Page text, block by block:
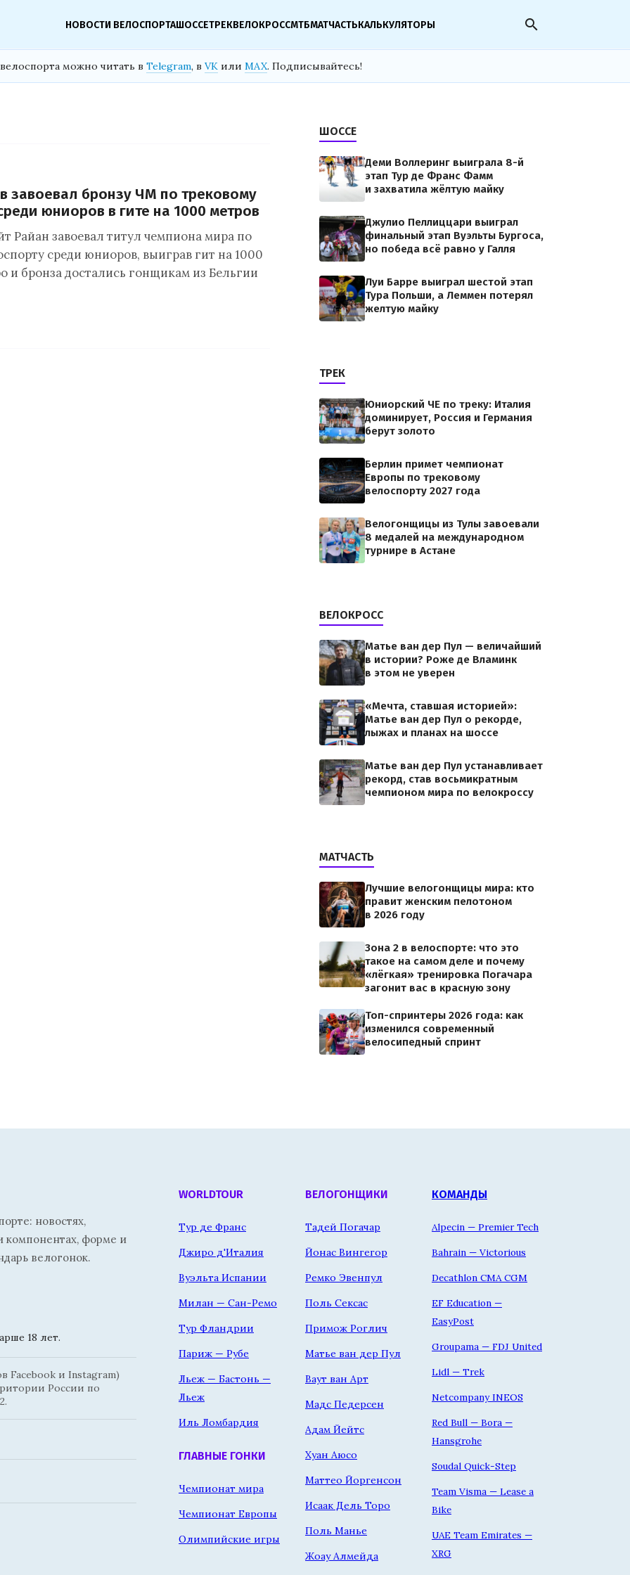
НОВОСТИ ВЕЛОСПОРТАШОССЕТРЕКВЕЛОКРОССМТБМАТЧАСТЬКАЛЬКУЛЯТОРЫ search
можно читать в Telegram, в VK или MAX. Подписывайтесь!
завоевал бронзу ЧМ по трековому
юниоров в гите на 1000 метров
Райан завоевал титул чемпиона мира по
среди юниоров, выиграв гит на 1000
и бронза достались гонщикам из Бельгии
ШОССЕ
Деми Воллеринг выиграла 8-й
этап Тур де Франс Фамм
и захватила жёлтую майку
Джулио Пеллиццари выиграл
финальный этап Вуэльты Бургоса,
но победа всё равно у Галля
Луи Барре выиграл шестой этап
Тура Польши, а Леммен потерял
желтую майку
ТРЕК
Юниорский ЧЕ по треку: Италия
доминирует, Россия и Германия
берут золото
Берлин примет чемпионат
Европы по трековому
велоспорту 2027 года
Велогонщицы из Тулы завоевали
8 медалей на международном
турнире в Астане
ВЕЛОКРОСС
Матье ван дер Пул — величайший
в истории? Роже де Вламинк
в этом не уверен
«Мечта, ставшая историей»:
Матье ван дер Пул о рекорде,
лыжах и планах на шоссе
Матье ван дер Пул устанавливает
рекорд, став восьмикратным
чемпионом мира по велокроссу
МАТЧАСТЬ
Лучшие велогонщицы мира: кто
правит женским пелотоном
в 2026 году
Зона 2 в велоспорте: что это
такое на самом деле и почему
«лёгкая» тренировка Погачара
загонит вас в красную зону
Топ-спринтеры 2026 года: как
изменился современный
велосипедный спринт
новостях,
компонентах, форме и
велогонок.
18 лет.
Facebook и Instagram)
России по
WORLDTOUR
Тур де Франс
Джиро д'Италия
Вуэльта Испании
Милан — Сан-Ремо
Тур Фландрии
Париж — Рубе
Льеж — Бастонь —
Льеж
Иль Ломбардия
ГЛАВНЫЕ ГОНКИ
Чемпионат мира
Чемпионат Европы
Олимпийские игры
ВЕЛОГОНЩИКИ
Тадей Погачар
Йонас Вингегор
Ремко Эвенпул
Поль Сексас
Примож Роглич
Матье ван дер Пул
Ваут ван Арт
Мадс Педерсен
Адам Йейтс
Хуан Аюсо
Маттео Йоргенсон
Исаак Дель Торо
Поль Манье
Жоау Алмейда
КОМАНДЫ
Alpecin — Premier Tech
Bahrain — Victorious
Decathlon CMA CGM
EF Education —
EasyPost
Groupama — FDJ United
Lidl — Trek
Netcompany INEOS
Red Bull — Bora —
Hansgrohe
Soudal Quick-Step
Team Visma — Lease a
Bike
UAE Team Emirates —
XRG